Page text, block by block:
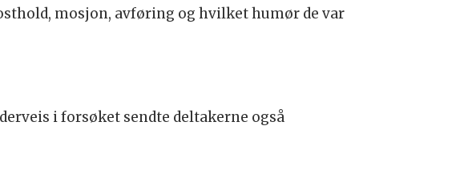
mosjon, avføring og hvilket humør de var
i forsøket sendte deltakerne også